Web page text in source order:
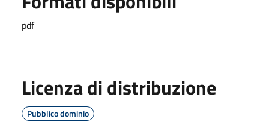
pdf
Licenza di distribuzione
Pubblico dominio